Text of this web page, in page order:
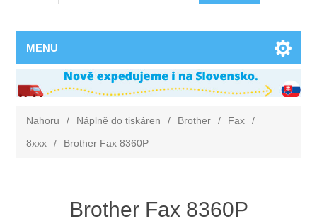
MENU
Nahoru / Náplně do tiskáren / Brother / Fax
/
8xxx
/ Brother Fax 8360P
Brother Fax 8360P